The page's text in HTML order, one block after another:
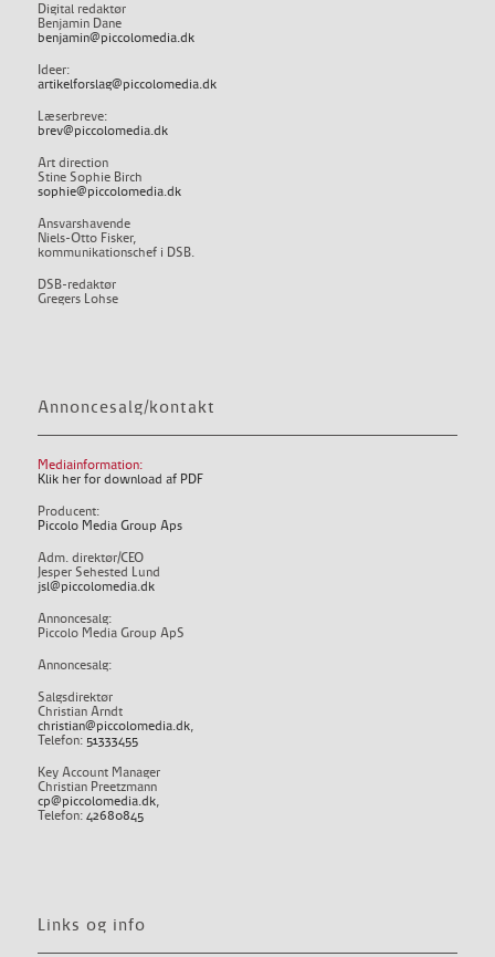
Digital redaktør
Benjamin Dane
benjamin@piccolomedia.dk
Ideer:
artikelforslag@piccolomedia.dk
Læserbreve:
brev@piccolomedia.dk
Art direction
Stine Sophie Birch
sophie@piccolomedia.dk
Ansvarshavende
Niels-Otto Fisker,
kommunikationschef i DSB.
DSB-redaktør
Gregers Lohse
Annoncesalg/kontakt
Mediainformation:
Klik her for download af PDF
Producent:
Piccolo Media Group Aps
Adm. direktør/CEO
Jesper Sehested Lund
jsl@piccolomedia.dk
Annoncesalg:
Piccolo Media Group ApS
Annoncesalg:
Salgsdirektør
Christian Arndt
christian@piccolomedia.dk,
Telefon: 51333455
Key Account Manager
Christian Preetzmann
cp@piccolomedia.dk,
Telefon: 42680845
Links og info